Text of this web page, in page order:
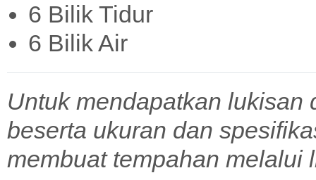
6 Bilik Tidur
6 Bilik Air
Untuk mendapatkan
beserta ukuran dan
membuat tempahan melalui